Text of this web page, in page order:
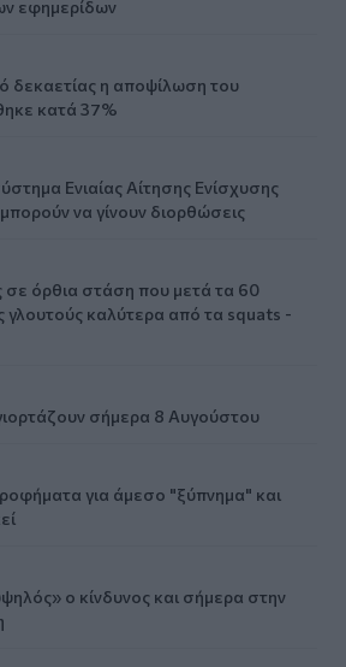
εφημερίδων
δεκαετίας η αποψίλωση του
κατά 37%
Ενιαίας Αίτησης Ενίσχυσης
να γίνουν διορθώσεις
σε όρθια στάση που μετά τα 60
γλουτούς καλύτερα από τα squats -
σήμερα 8 Αυγούστου
ροφήματα για άμεσο "ξύπνημα" και
ο κίνδυνος και σήμερα στην